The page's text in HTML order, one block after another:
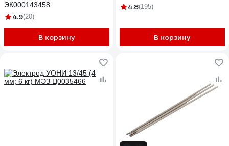
ЭК000143458
4.9(20)
В корзину
4.8(195)
В корзину